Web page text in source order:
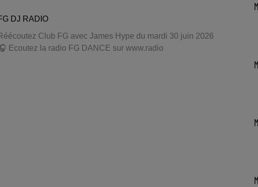
DJ RADIO
Club FG avec James Hype du mardi 30 juin 2026
Ecoutez la radio FG DANCE sur www.radio